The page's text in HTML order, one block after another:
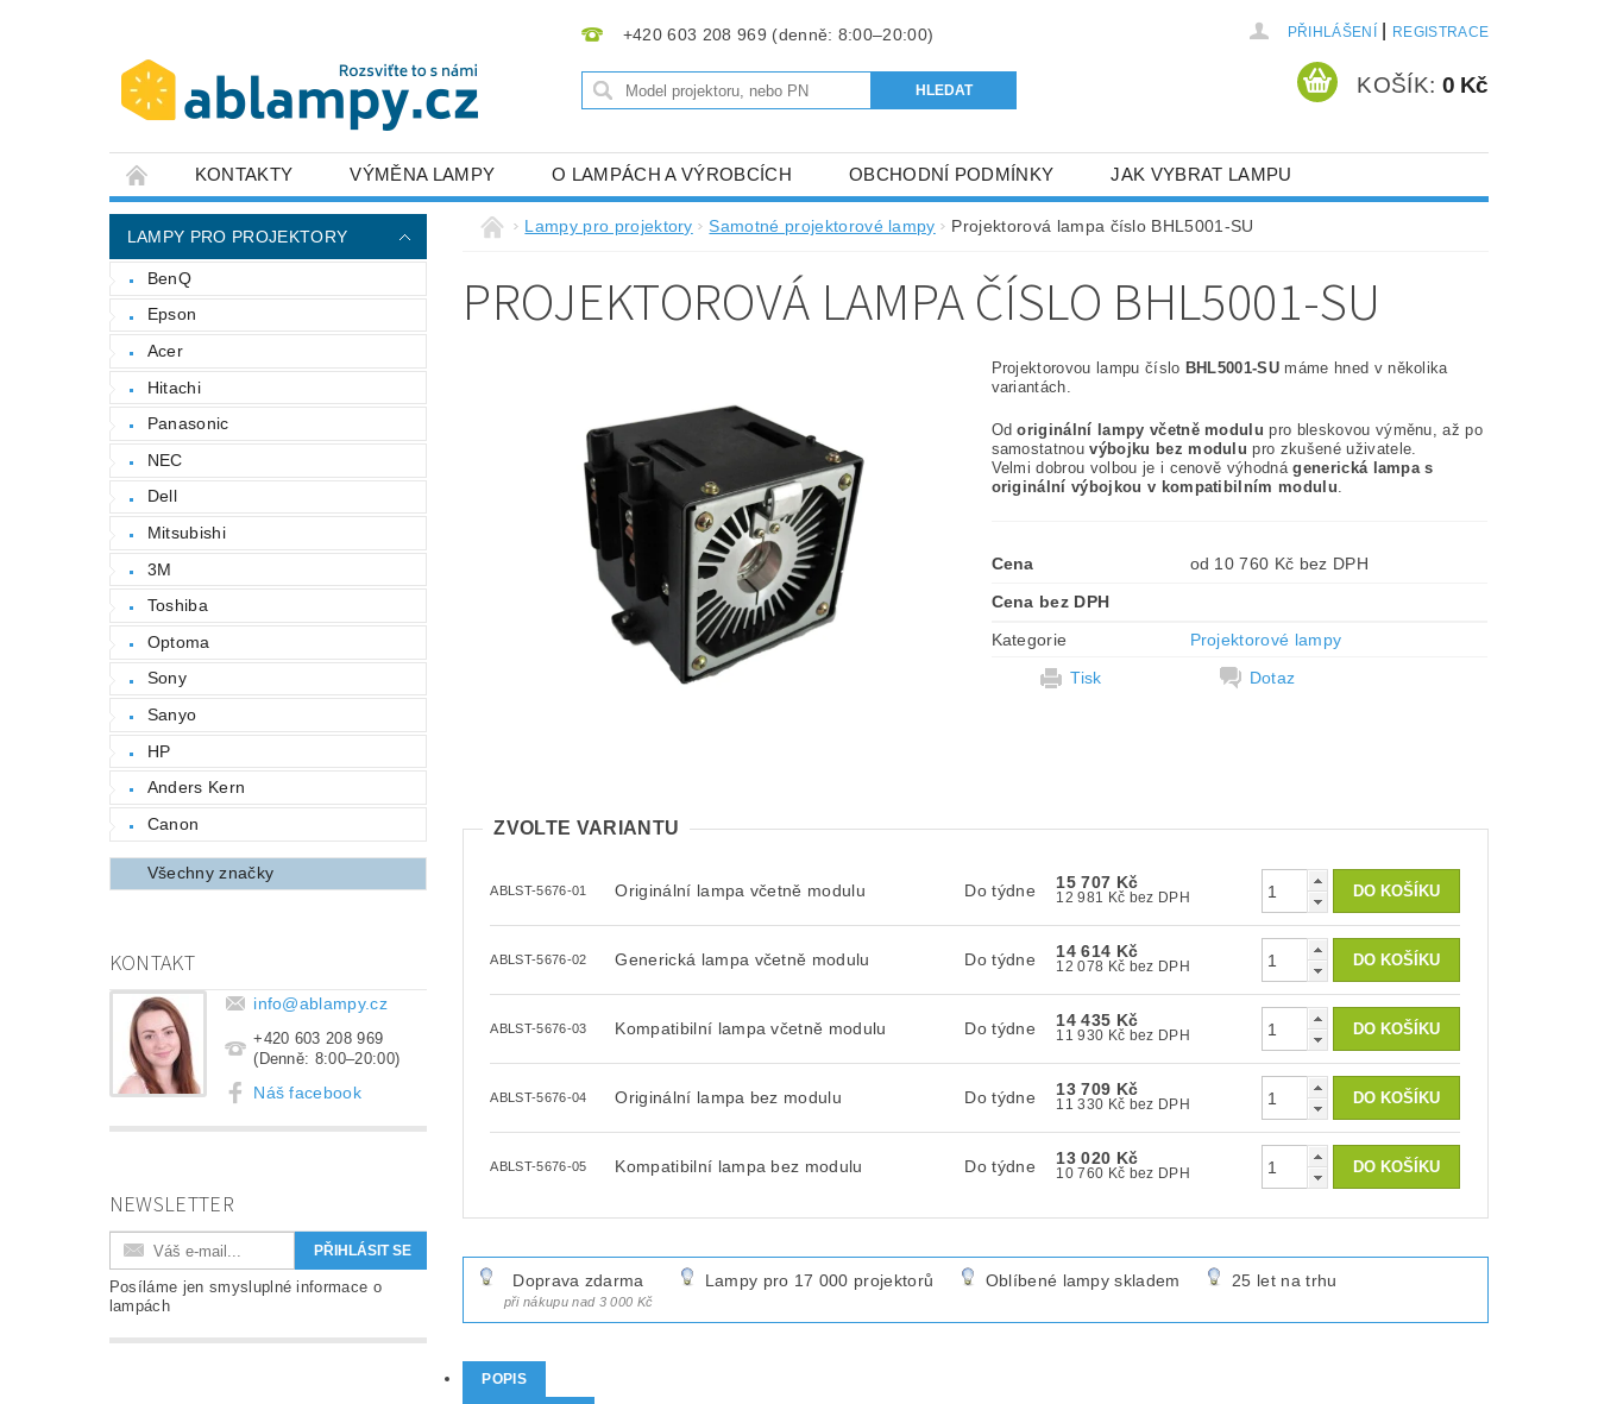
+420 603 208 969 PŘIHLÁŠENÍ REGISTRACE
KOŠÍK: 0 Kč
KONTAKTY VÝMĚNA LAMPY O LAMPÁCH A VÝROBCÍCH OBCHODNÍ PODMÍNKY JAK VYBRAT LAMPU
LAMPY PRO PROJEKTORY
BenQ
Epson
Acer
Hitachi
Panasonic
NEC
Dell
Mitsubishi
3M
Toshiba
Optoma
Sony
Sanyo
HP
Anders Kern
Canon
Všechny značky
KONTAKT
info@ablampy.cz
+420 603 208 969
(Denně: 8:00–20:00)
Náš facebook
NEWSLETTER
Posíláme jen smysluplné informace o
lampách
Lampy pro projektory Samotné projektorové lampy Projektorová lampa číslo BHL5001-SU
PROJEKTOROVÁ LAMPA ČÍSLO BHL5001-SU
Projektorovou lampu číslo BHL5001-SU máme hned v několika
variantách.
Odoriginální lampy včetně modulu pro bleskovou výměnu, až po
samostatnouvýbojku bez modulu pro zkušené uživatele.
Velmi dobrou volbou je i cenově výhodnágenerická lampa s
originální výbojkou v kompatibilním modulu.
Cena
od 10 760 Kč bez DPH
Cena bez DPH
Kategorie
Projektorové lampy
Tisk
Dotaz
ZVOLTE VARIANTU
ABLST-5676-01 Originální lampa včetně modulu Do týdne 15 707 Kč
12 981 Kč bez DPH
ABLST-5676-02 Generická lampa včetně modulu Do týdne 14 614 Kč
12 078 Kč bez DPH
ABLST-5676-03 Kompatibilní lampa včetně modulu Do týdne 14 435 Kč
11 930 Kč bez DPH
ABLST-5676-04 Originální lampa bez modulu Do týdne 13 709 Kč
11 330 Kč bez DPH
ABLST-5676-05 Kompatibilní lampa bez modulu Do týdne 13 020 Kč
10 760 Kč bez DPH
Doprava zdarma
při nákupu nad 3 000 Kč
Lampy pro 17 000 projektorů Oblíbené lampy skladem 25 let na trhu
POPIS